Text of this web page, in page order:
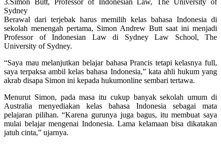
Sydney
Berawal dari terjebak harus memilih kelas bahasa Indonesia di
sekolah menengah pertama, Simon Andrew Butt saat ini menjadi
Professor of Indonesian Law di Sydney Law School, The
University of Sydney.
“Saya mau melanjutkan belajar bahasa Prancis tetapi kelasnya full,
saya terpaksa ambil kelas bahasa Indonesia,” kata ahli hukum yang
akrab disapa Simon ini kepada hukumonline sembari tertawa.
Menurut Simon, pada masa itu cukup banyak sekolah umum di
Australia menyediakan kelas bahasa Indonesia sebagai mata
pelajaran pilihan. “Karena gurunya juga bagus, itu membuat saya
mulai belajar mengenai Indonesia. Lama kelamaan bisa dikatakan
jatuh cinta,” ujarnya.